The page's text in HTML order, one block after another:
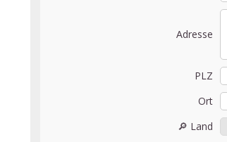
Adresse
PLZ
Ort
🔎 Land